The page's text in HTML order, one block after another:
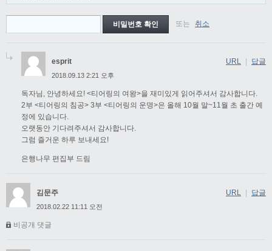
또는 취소
esprit
2018.09.13 2:21 오후
독자님, 안녕하세요! <티어링의 여왕>을 재미있게 읽어주셔서 감사합니다.
2부 <티어링의 침공> 3부 <티어링의 운명>은 올해 10월 말~11월 초 출간 예
정에 있습니다.
오랫동안 기다려주셔서 감사합니다.
그럼 즐거운 하루 보내세요!
은행나무 편집부 드림
URL 답글
김문주
2018.02.22 11:11 오전
비공개 댓글
URL | 답글